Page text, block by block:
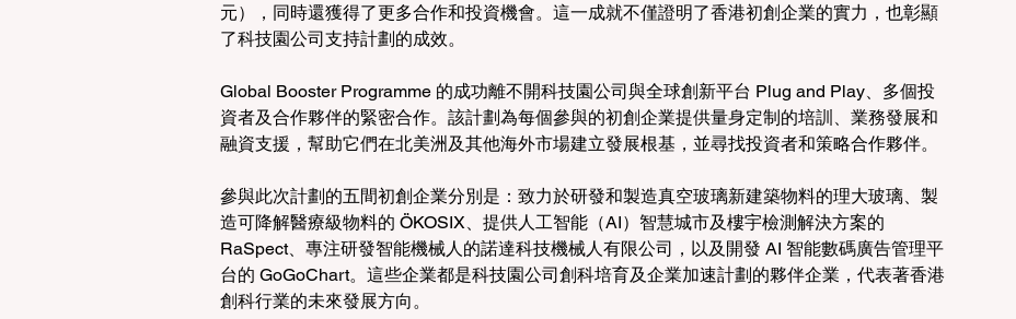
元），同時還獲得了更多合作和投資機會。這一成就不僅證明了香港初創企業的實力，也彰顯
了科技園公司支持計劃的成效。
Global Booster Programme 的成功離不開科技園公司與全球創新平台 Plug and Play、多個投
資者及合作夥伴的緊密合作。該計劃為每個參與的初創企業提供量身定制的培訓、業務發展和
融資支援，幫助它們在北美洲及其他海外市場建立發展根基，並尋找投資者和策略合作夥伴。
參與此次計劃的五間初創企業分別是：致力於研發和製造真空玻璃新建築物料的理大玻璃、製
造可降解醫療級物料的 ÖKOSIX、提供人工智能（AI）智慧城市及樓宇檢測解決方案的
RaSpect、專注研發智能機械人的諾達科技機械人有限公司，以及開發 AI 智能數碼廣告管理平
台的 GoGoChart。這些企業都是科技園公司創科培育及企業加速計劃的夥伴企業，代表著香港
創科行業的未來發展方向。